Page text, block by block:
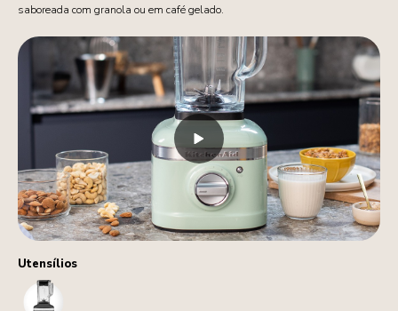
Utensílios
Blender
saboreada com granola ou em café gelado.